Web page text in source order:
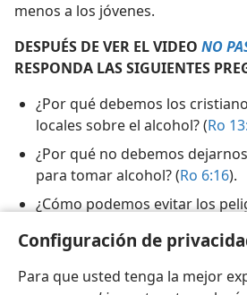
Configuración de
Para que usted tenga la mejor
menos a los jóvenes.
DESPUÉS DE VER EL VIDEO NO
RESPONDA LAS SIGUIENTES
¿Por qué debemos los
locales sobre el alcohol? (Ro
¿Por qué no debemos
para tomar alcohol? (Ro 6:16).
¿Cómo podemos evitar los